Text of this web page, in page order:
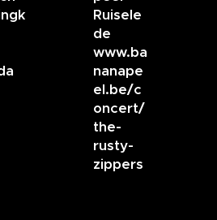
Ruisele
de
www.ba
nanape
el.be/c
oncert/
the-
rusty-
zippers